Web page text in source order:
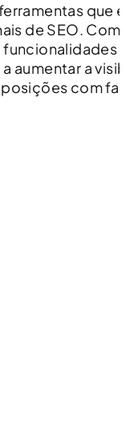
que
de SEO.
aumentar a
com